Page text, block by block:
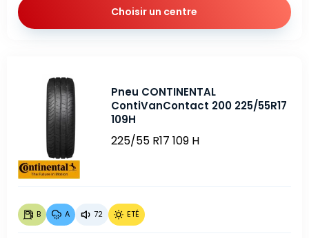
Choisir un centre
Pneu CONTINENTAL
ContiVanContact 200 225/55R17
109H
225/55 R17 109 H
B A 72 ETÉ